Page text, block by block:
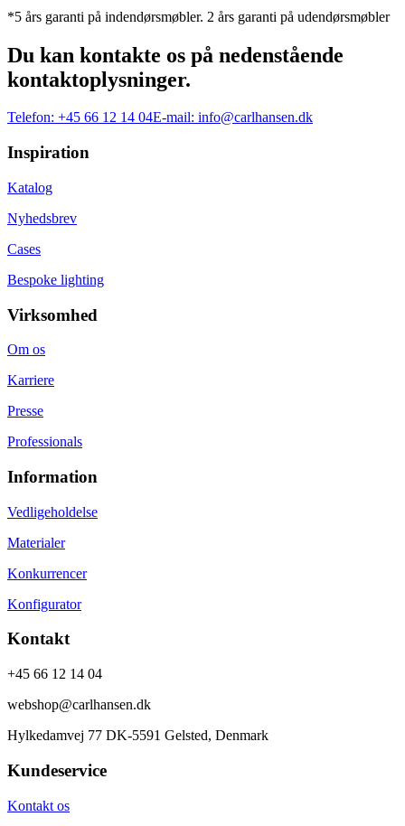
*5 års garanti på indendørsmøbler. 2 års garanti på udendørsmøbler
Du kan kontakte os på nedenstående
kontaktoplysninger.
Telefon: +45 66 12 14 04E-mail: info@carlhansen.dk
Inspiration
Katalog
Nyhedsbrev
Cases
Bespoke lighting
Virksomhed
Om os
Karriere
Presse
Professionals
Information
Vedligeholdelse
Materialer
Konkurrencer
Konfigurator
Kontakt
+45 66 12 14 04
webshop@carlhansen.dk
Hylkedamvej 77 DK-5591 Gelsted, Denmark
Kundeservice
Kontakt os